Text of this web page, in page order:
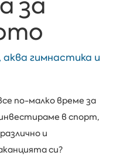
аква гимнастика и
по-малко време за
в спорт,
и
си?